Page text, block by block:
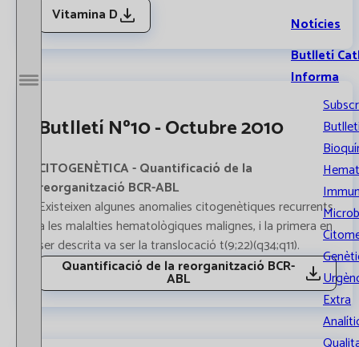
Obrir / Tancar menú
Notícies
Butlletí
Informa
Extra
Vitamina D
Butlletí Nº10 - Octubre 2010
CITOGENÈTICA - Quantificació de la
reorganització BCR-ABL
Existeixen algunes anomalies citogenètiques recurrents
a les malalties hematològiques malignes, i la primera en
ser descrita va ser la translocació t(9;22)(q34;q11).
Quantificació de la reorganització BCR-
ABL